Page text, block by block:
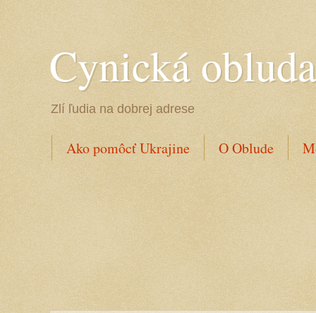
Cynická obluda
Zlí ľudia na dobrej adrese
Ako pomôcť Ukrajine O Oblude